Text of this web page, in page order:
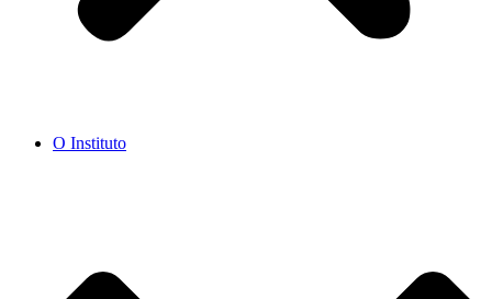
O Instituto